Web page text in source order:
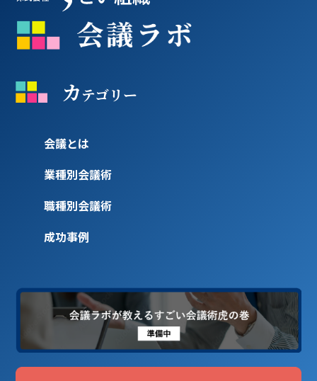
カテゴリー
会議とは
業種別会議術
職種別会議術
成功事例